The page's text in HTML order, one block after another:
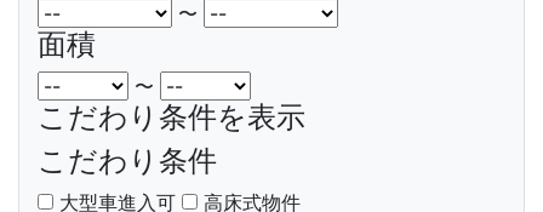
〜
面積
〜
こだわり条件を表示
こだわり条件
大型車進入可
高床式物件